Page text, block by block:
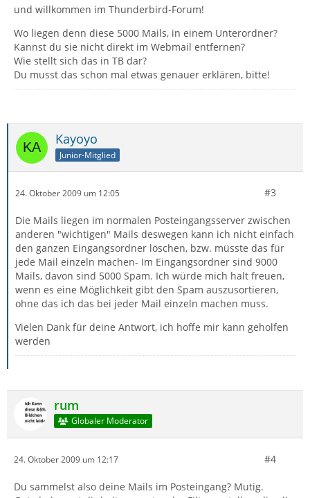
und willkommen im Thunderbird-Forum!
Wo liegen denn diese 5000 Mails, in einem Unterordner?
Kannst du sie nicht direkt im Webmail entfernen?
Wie stellt sich das in TB dar?
Du musst das schon mal etwas genauer erklären, bitte!
Kayoyo
Junior-Mitglied
24. Oktober 2009 um 12:05 #3
Die Mails liegen im normalen Posteingangsserver zwischen
anderen "wichtigen" Mails deswegen kann ich nicht einfach
den ganzen Eingangsordner löschen, bzw. müsste das für
jede Mail einzeln machen- Im Eingangsordner sind 9000
Mails, davon sind 5000 Spam. Ich würde mich halt freuen,
wenn es eine Möglichkeit gibt den Spam auszusortieren,
ohne das ich das bei jeder Mail einzeln machen muss.
Vielen Dank für deine Antwort, ich hoffe mir kann geholfen
werden
rum
Globaler Moderator
24. Oktober 2009 um 12:17 #4
Du sammelst also deine Mails im Posteingang? Mutig.